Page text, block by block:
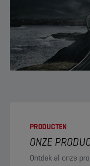
PRODUCTEN
ONZE
Ontdek al onze